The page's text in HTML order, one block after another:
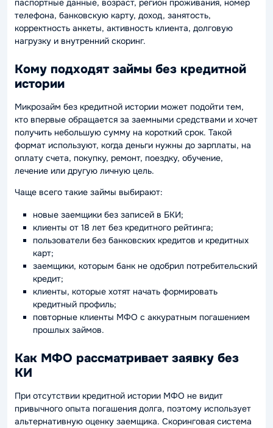
паспортные данные, возраст, регион проживания, номер
телефона, банковскую карту, доход, занятость,
корректность анкеты, активность клиента, долговую
нагрузку и внутренний скоринг.
Кому подходят займы без кредитной
истории
Микрозайм без кредитной истории может подойти тем,
кто впервые обращается за заемными средствами и хочет
получить небольшую сумму на короткий срок. Такой
формат используют, когда деньги нужны до зарплаты, на
оплату счета, покупку, ремонт, поездку, обучение,
лечение или другую личную цель.
Чаще всего такие займы выбирают:
новые заемщики без записей в БКИ;
клиенты от 18 лет без кредитного рейтинга;
пользователи без банковских кредитов и кредитных
карт;
заемщики, которым банк не одобрил потребительский
кредит;
клиенты, которые хотят начать формировать
кредитный профиль;
повторные клиенты МФО с аккуратным погашением
прошлых займов.
Как МФО рассматривает заявку без
КИ
При отсутствии кредитной истории МФО не видит
привычного опыта погашения долга, поэтому использует
альтернативную оценку заемщика. Скоринговая система